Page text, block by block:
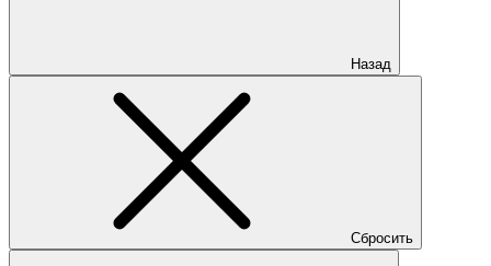
Назад
Сбросить